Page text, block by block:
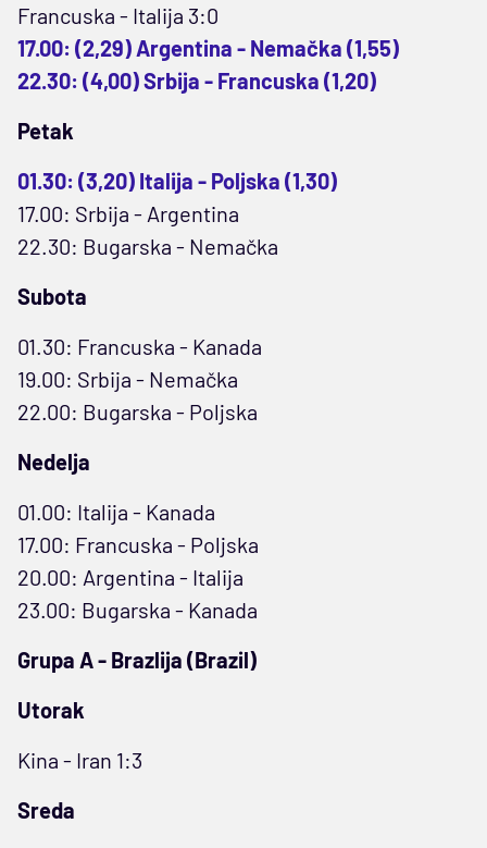
Francuska - Italija 3:0
17.00: (2,29) Argentina - Nemačka (1,55)
22.30: (4,00) Srbija - Francuska (1,20)
Petak
01.30: (3,20) Italija - Poljska (1,30)
17.00: Srbija - Argentina
22.30: Bugarska - Nemačka
Subota
01.30: Francuska - Kanada
19.00: Srbija - Nemačka
22.00: Bugarska - Poljska
Nedelja
01.00: Italija - Kanada
17.00: Francuska - Poljska
20.00: Argentina - Italija
23.00: Bugarska - Kanada
Grupa A - Brazlija (Brazil)
Utorak
Kina - Iran 1:3
Sreda